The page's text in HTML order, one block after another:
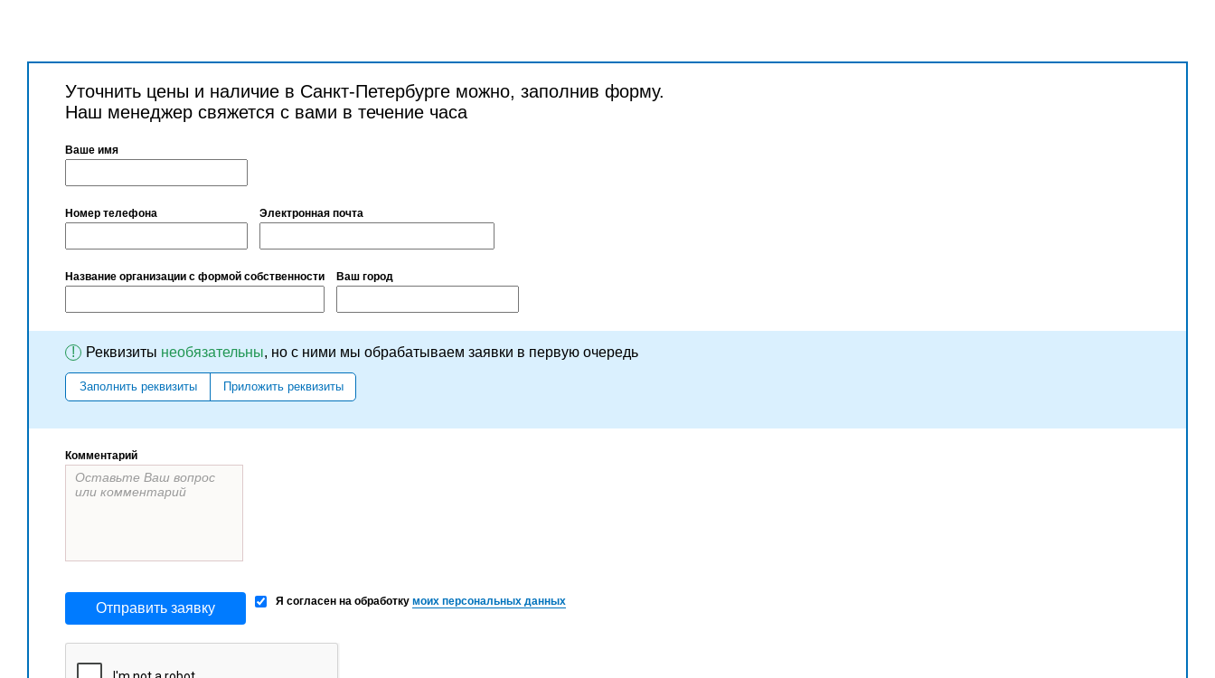
Уточнить цены и наличие в Санкт-Петербурге можно, заполнив форму.
Наш менеджер свяжется с вами в течение часа
Ваше имя
Номер телефона Электронная почта
Название организации с формой собственности Ваш город
! Реквизиты необязательны, но с ними мы обрабатываем заявки в первую очередь
Заполнить реквизиты Приложить реквизиты
Комментарий
Отправить заявку Я согласен на обработку моих персональных данных